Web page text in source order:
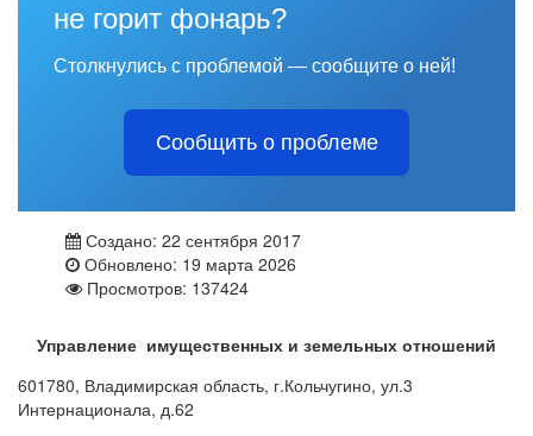
не горит фонарь?
Столкнулись с проблемой — сообщите о ней!
Сообщить о проблеме
Создано: 22 сентября 2017
Обновлено: 19 марта 2026
Просмотров: 137424
Управление имущественных и земельных отношений
601780, Владимирская область, г.Кольчугино, ул.3
Интернационала, д.62